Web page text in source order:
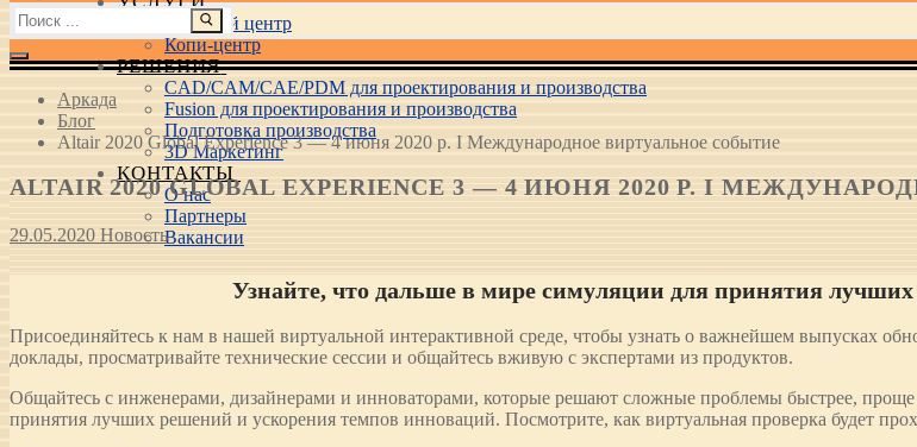
Учебный центр
Копи-центр
РЕШЕНИЯ
CAD/CAM/CAE/PDM для проектирования и производства
Fusion для проектирования и производства
Подготовка производства
3D Маркетинг
КОНТАКТЫ
О нас
Партнеры
Вакансии
Найти:
Аркада
Блог
Altair 2020 Global Experience 3 — 4 июня 2020 р. I Международное виртуальное событие
ALTAIR 2020 GLOBAL EXPERIENCE 3 — 4 ИЮНЯ 2020 Р. I
29.05.2020 Новость
Узнайте, что дальше в мире симуляции для принятия
Присоединяйтесь к нам в нашей виртуальной интерактивной среде, чтобы узнать о важнейшем выпусках
доклады, просматривайте технические сессии и общайтесь вживую с экспертами из продуктов.
Общайтесь с инженерами, дизайнерами и инноваторами, которые решают сложные проблемы быстрее,
принятия лучших решений и ускорения темпов инноваций. Посмотрите, как виртуальная проверка будет